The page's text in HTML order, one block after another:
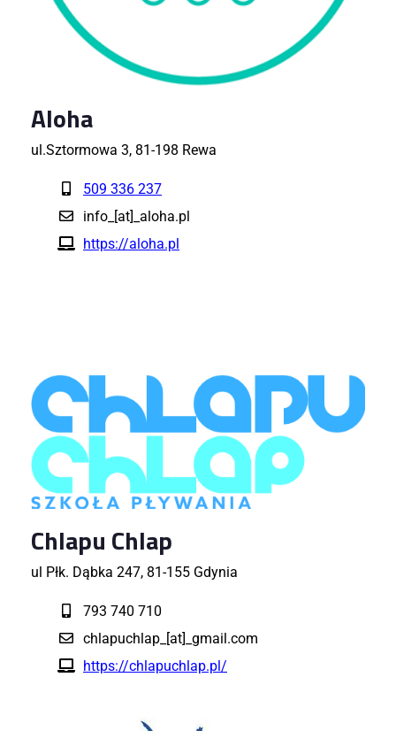
Aloha
ul.Sztormowa 3, 81-198 Rewa
509 336 237
info_[at]_aloha.pl
https://aloha.pl
Chlapu Chlap
ul Płk. Dąbka 247, 81-155 Gdynia
793 740 710
chlapuchlap_[at]_gmail.com
https://chlapuchlap.pl/